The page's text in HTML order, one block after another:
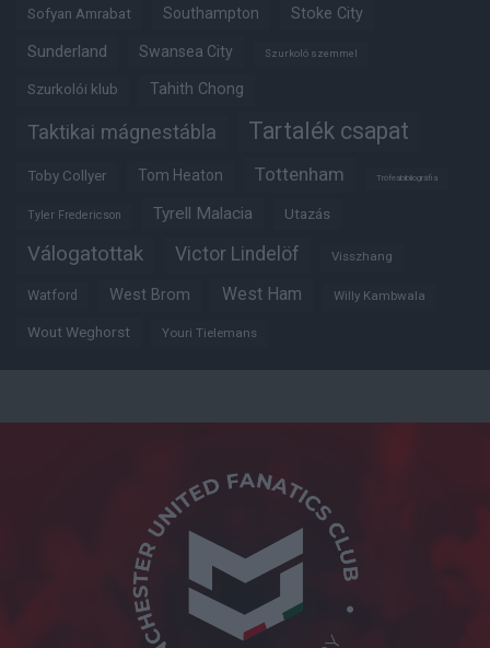
Sofyan Amrabat Southampton Stoke City
Sunderland Swansea City Szurkoló szemmel
Szurkolói klub Tahith Chong
Taktikai mágnestábla Tartalék csapat
Toby Collyer Tom Heaton Tottenham Trófeabibliográfia
Tyler Fredericson Tyrell Malacia Utazás
Válogatottak Victor Lindelöf Visszhang
Watford West Brom West Ham Willy Kambwala
Wout Weghorst Youri Tielemans